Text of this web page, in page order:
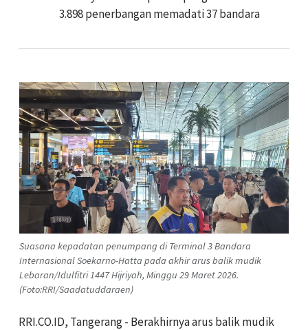
3.898 penerbangan memadati 37 bandara
Suasana kepadatan penumpang di Terminal 3 Bandara
Internasional Soekarno-Hatta pada akhir arus balik mudik
Lebaran/Idulfitri 1447 Hijriyah, Minggu 29 Maret 2026.
(Foto:RRI/Saadatuddaraen)
RRI.CO.ID, Tangerang - Berakhirnya arus balik mudik